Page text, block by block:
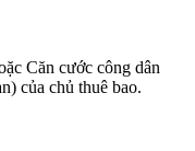
Căn cước công dân
của chủ thuê bao.